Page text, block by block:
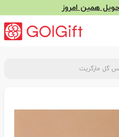
همین امروز
گل مارگریت